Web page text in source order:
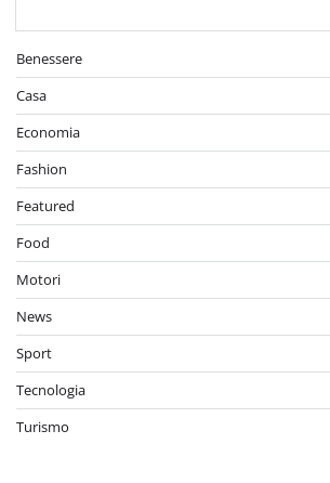
Benessere
Casa
Economia
Fashion
Featured
Food
Motori
News
Sport
Tecnologia
Turismo